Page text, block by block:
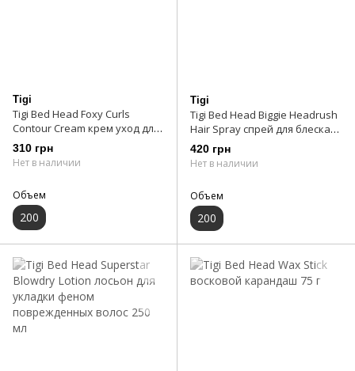
Tigi
Tigi Bed Head Foxy Curls
Contour Cream крем уход для
моделирования локонов 200
мл
310 грн
Нет в наличии
Объем
200
Tigi
Tigi Bed Head Biggie Headrush
Hair Spray спрей для блеска
волос 200 мл
420 грн
Нет в наличии
Объем
200